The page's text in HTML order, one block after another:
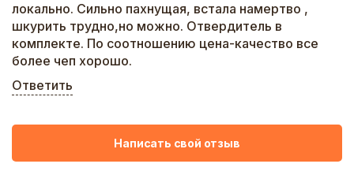
локально. Сильно пахнущая, встала намертво ,
шкурить трудно,но можно. Отвердитель в
комплекте. По соотношению цена-качество все
более чеп хорошо.
Ответить
Написать свой отзыв